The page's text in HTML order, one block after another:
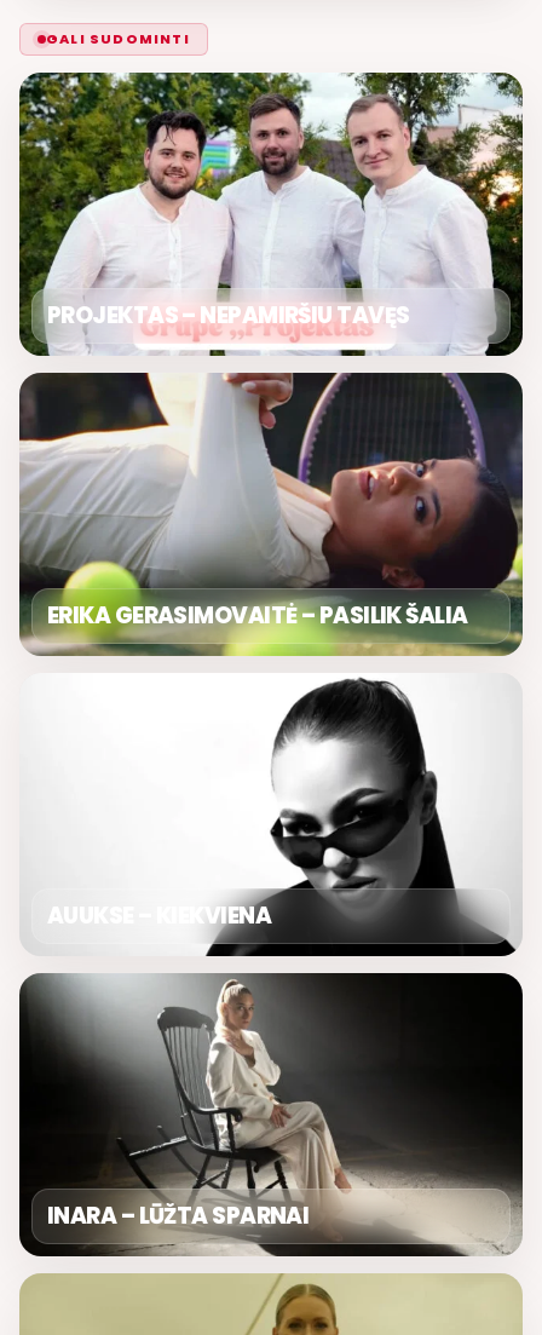
GALI SUDOMINTI
PROJEKTAS – NEPAMIRŠIU TAVĘS
ERIKA GERASIMOVAITĖ – PASILIK ŠALIA
AUUKSE – KIEKVIENA
INARA – LŪŽTA SPARNAI